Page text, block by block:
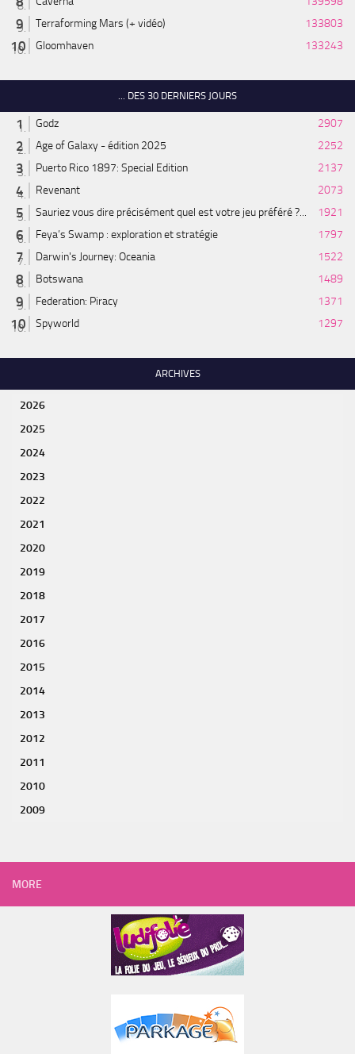
Terraforming Mars (+ vidéo)
133803
Gloomhaven
133243
... DES 30 DERNIERS JOURS
Godz
2907
Age of Galaxy - édition 2025
2252
Puerto Rico 1897: Special Edition
2137
Revenant
2073
Sauriez vous dire précisément quel est votre jeu préféré ?...
1921
Feya’s Swamp : exploration et stratégie
1797
Darwin's Journey: Oceania
1522
Botswana
1489
Federation: Piracy
1371
Spyworld
1297
ARCHIVES
2026
2025
2024
2023
2022
2021
2020
2019
2018
2017
2016
2015
2014
2013
2012
2011
2010
2009
MORE